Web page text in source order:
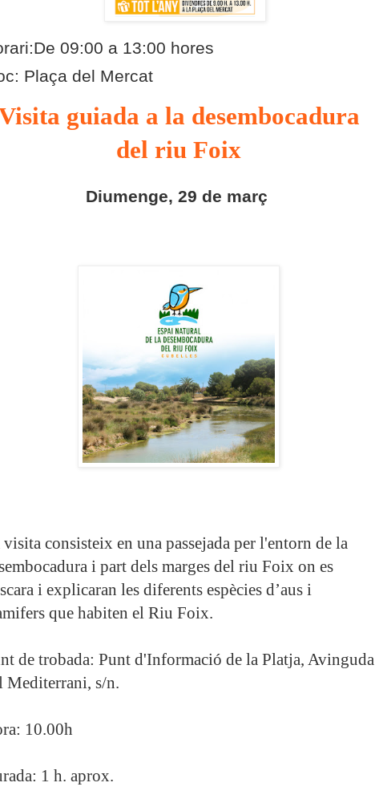
09:00 a 13:00 hores
Plaça del Mercat
guiada a la desembocadura
del riu Foix
Diumenge, 29 de març
consisteix en una passejada per l'entorn de la
i part dels marges del riu Foix on es
i explicaran les diferents espècies d’aus i
que habiten el Riu Foix.
de trobada: Punt d'Informació de la Platja, Avinguda
Mediterrani, s/n.
10.00h
1 h. aprox.